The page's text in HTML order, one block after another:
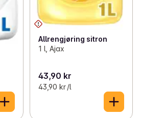
Allrengjøring sitron
1 l, Ajax
43,90 kr
43,90 kr /l